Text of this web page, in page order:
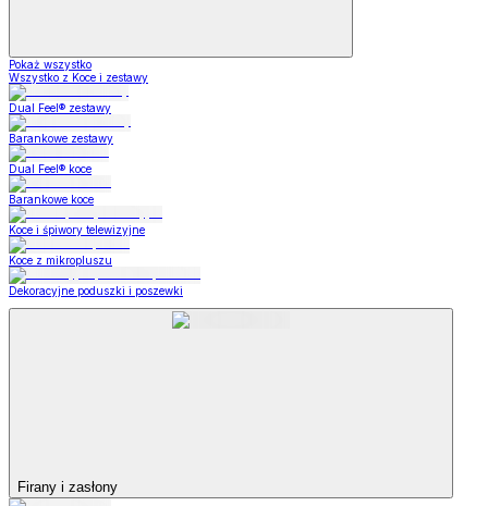
Pokaż wszystko
Wszystko z Koce i zestawy
Dual Feel® zestawy
Barankowe zestawy
Dual Feel® koce
Barankowe koce
Koce i śpiwory telewizyjne
Koce z mikropluszu
Dekoracyjne poduszki i poszewki
Firany i zasłony